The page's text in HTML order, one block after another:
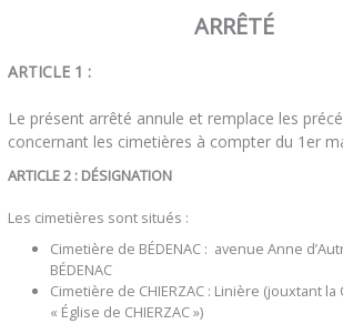
ARRÊTÉ
ARTICLE 1 :
Le présent arrêté annule et remplace les
concernant les cimetières à compter du 1er
ARTICLE 2 : DÉSIGNATION
Les cimetières sont situés :
Cimetière de BÉDENAC : avenue Anne
BÉDENAC
Cimetière de CHIERZAC : Linière (jouxtant
« Église de CHIERZAC »)